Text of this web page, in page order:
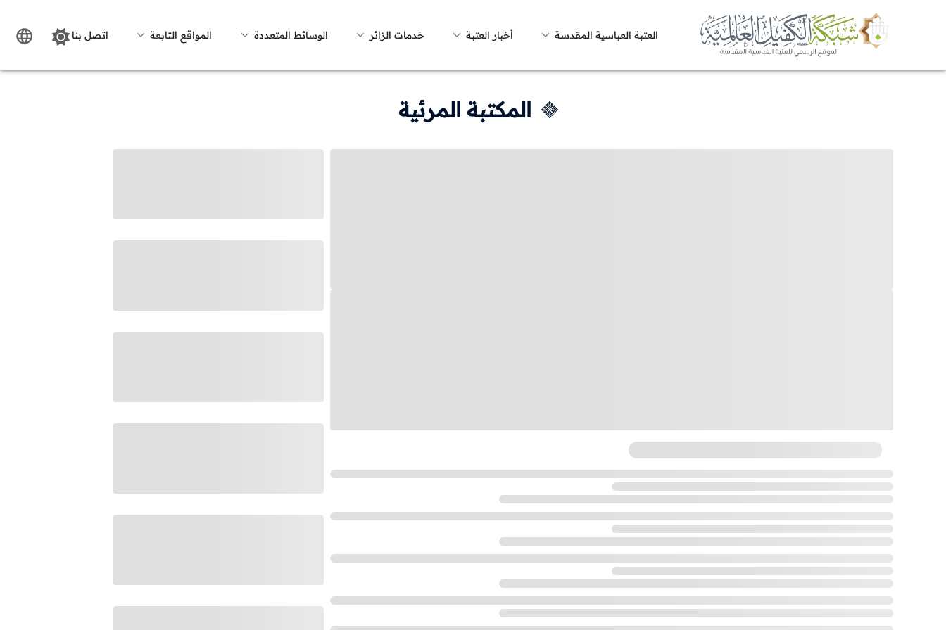
العتبة العباسية المقدسة أخبار العتبة خدمات الزائر الوسائط المتعددة المواقع التابعة اتصل بنا
المكتبة المرئية